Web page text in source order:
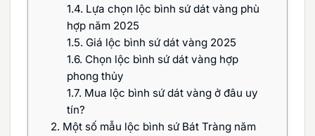
1.4. Lựa chọn lộc bình sứ dát vàng phù
hợp năm 2025
1.5. Giá lộc bình sứ dát vàng 2025
1.6. Chọn lộc bình sứ dát vàng hợp
phong thủy
1.7. Mua lộc bình sứ dát vàng ở đâu uy
tín?
2. Một số mẫu lộc bình sứ Bát Tràng năm